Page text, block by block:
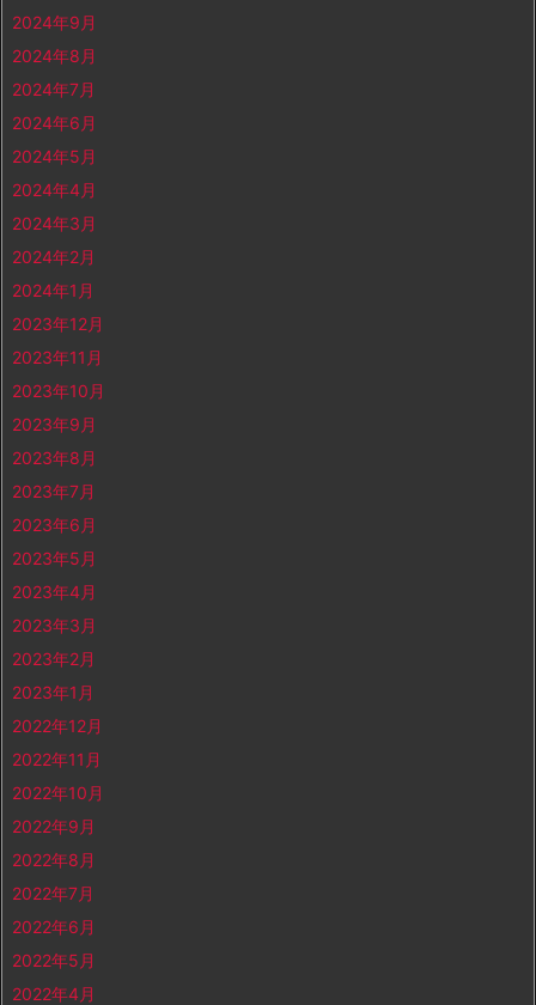
2024年9月
2024年8月
2024年7月
2024年6月
2024年5月
2024年4月
2024年3月
2024年2月
2024年1月
2023年12月
2023年11月
2023年10月
2023年9月
2023年8月
2023年7月
2023年6月
2023年5月
2023年4月
2023年3月
2023年2月
2023年1月
2022年12月
2022年11月
2022年10月
2022年9月
2022年8月
2022年7月
2022年6月
2022年5月
2022年4月